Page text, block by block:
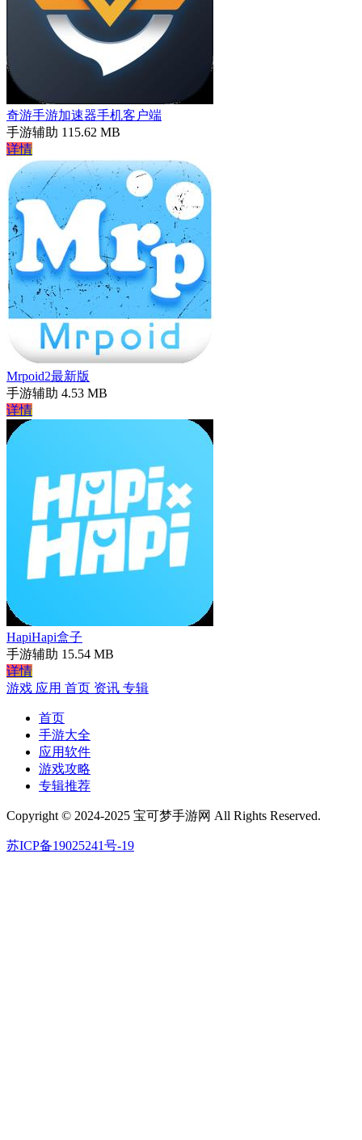
奇游手游加速器手机客户端
手游辅助 115.62 MB
详情
Mrpoid2最新版
手游辅助 4.53 MB
详情
HapiHapi盒子
手游辅助 15.54 MB
详情
游戏 应用 首页 资讯 专辑
首页
手游大全
应用软件
游戏攻略
专辑推荐
Copyright © 2024-2025 宝可梦手游网 All Rights Reserved.
苏ICP备19025241号-19